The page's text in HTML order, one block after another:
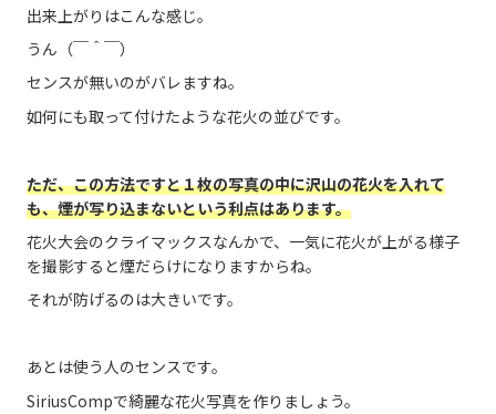
出来上がりはこんな感じ。
うん（￣＾￣）
センスが無いのがバレますね。
如何にも取って付けたような花火の並びです。
ただ、この方法ですと１枚の写真の中に沢山の花火を入れて
も、煙が写り込まないという利点はあります。
花火大会のクライマックスなんかで、一気に花火が上がる様子
を撮影すると煙だらけになりますからね。
それが防げるのは大きいです。
あとは使う人のセンスです。
SiriusCompで綺麗な花火写真を作りましょう。